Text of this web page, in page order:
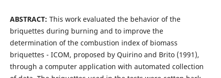
ABSTRACT: This work evaluated the behavior of the
briquettes during burning and to improve the
determination of the combustion index of biomass
briquettes - ICOM, proposed by Quirino and Brito (1991),
through a computer application with automated collection